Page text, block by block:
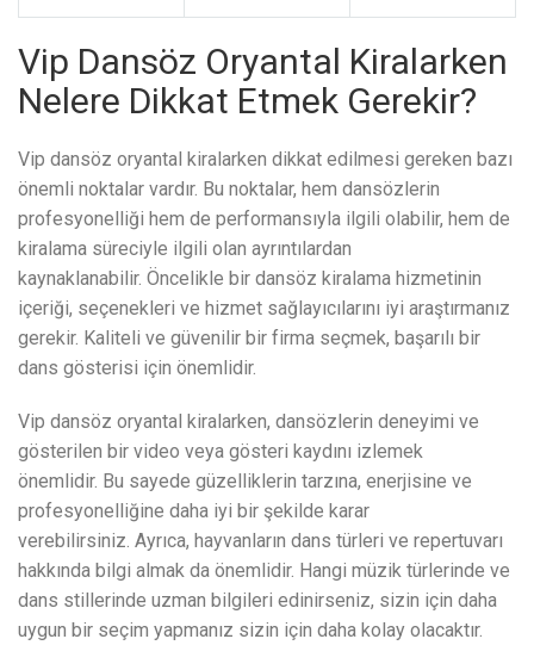
Vip Dansöz Oryantal Kiralarken
Nelere Dikkat Etmek Gerekir?
Vip dansöz oryantal kiralarken dikkat edilmesi gereken bazı
önemli noktalar vardır. Bu noktalar, hem dansözlerin
profesyonelliği hem de performansıyla ilgili olabilir, hem de
kiralama süreciyle ilgili olan ayrıntılardan
kaynaklanabilir. Öncelikle bir dansöz kiralama hizmetinin
içeriği, seçenekleri ve hizmet sağlayıcılarını iyi araştırmanız
gerekir. Kaliteli ve güvenilir bir firma seçmek, başarılı bir
dans gösterisi için önemlidir.
Vip dansöz oryantal kiralarken, dansözlerin deneyimi ve
gösterilen bir video veya gösteri kaydını izlemek
önemlidir. Bu sayede güzelliklerin tarzına, enerjisine ve
profesyonelliğine daha iyi bir şekilde karar
verebilirsiniz. Ayrıca, hayvanların dans türleri ve repertuvarı
hakkında bilgi almak da önemlidir. Hangi müzik türlerinde ve
dans stillerinde uzman bilgileri edinirseniz, sizin için daha
uygun bir seçim yapmanız sizin için daha kolay olacaktır.